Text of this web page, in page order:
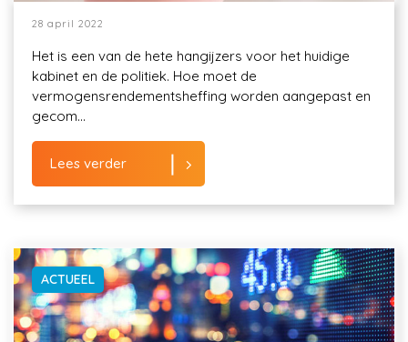
28 april 2022
Het is een van de hete hangijzers voor het huidige
kabinet en de politiek. Hoe moet de
vermogensrendementsheffing worden aangepast en
gecom...
Lees verder
ACTUEEL